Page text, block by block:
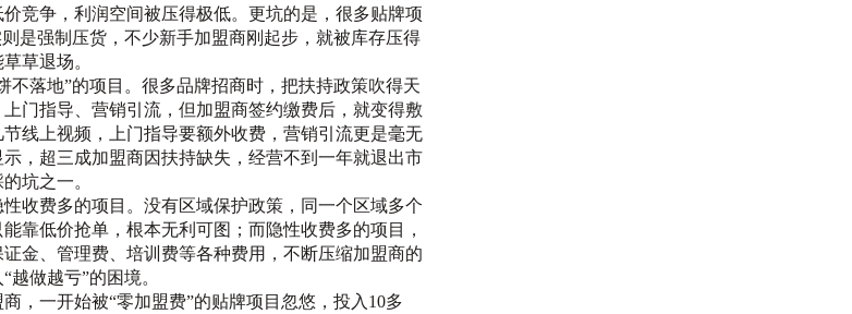
竞争，利润空间被压得极低。更坑的是，很多贴牌项
是强制压货，不少新手加盟商刚起步，就被库存压得
草退场。
不落地”的项目。很多品牌招商时，把扶持政策吹得天
门指导、营销引流，但加盟商签约缴费后，就变得敷
线上视频，上门指导要额外收费，营销引流更是毫无
，超三成加盟商因扶持缺失，经营不到一年就退出市
坑之一。
收费多的项目。没有区域保护政策，同一个区域多个
靠低价抢单，根本无利可图；而隐性收费多的项目，
金、管理费、培训费等各种费用，不断压缩加盟商的
越做越亏”的困境。
，一开始被“零加盟费”的贴牌项目忽悠，投入10多